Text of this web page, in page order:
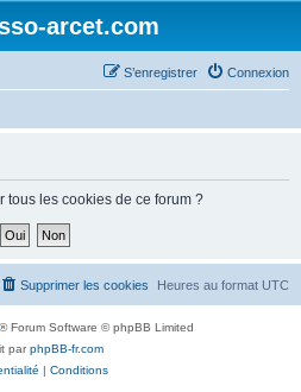
arcet.com
Connexion
S’enregistrer
tous les cookies de ce forum ?
Heures au format UTC
Supprimer les cookies
® Forum Software © phpBB Limited
parphpBB-fr.com
| Conditions